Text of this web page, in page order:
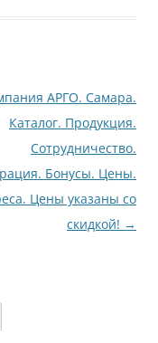
АРГО. Самара.
Каталог. Продукция.
Сотрудничество.
Бонусы. Цены.
Цены указаны со
скидкой! →